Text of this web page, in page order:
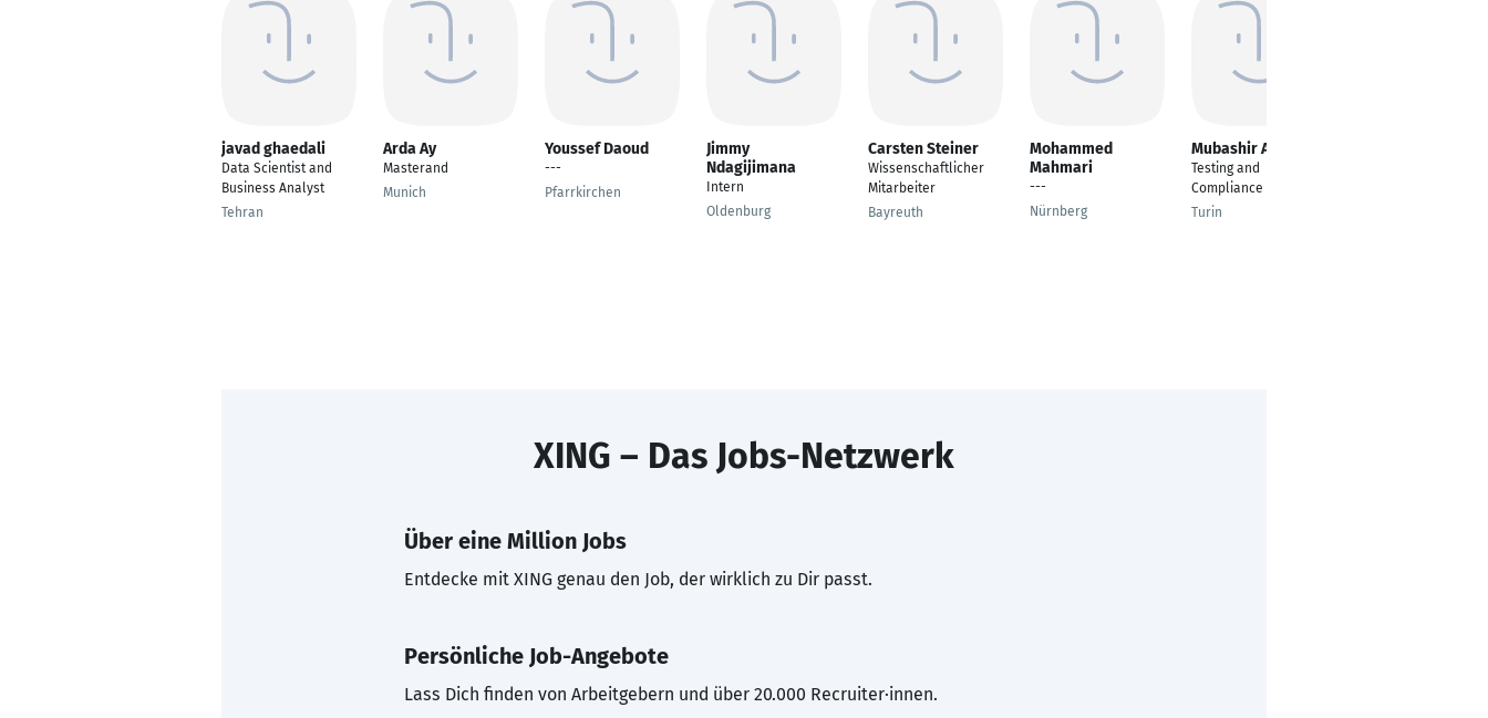
javad ghaedali
Data Scientist and
Business Analyst
Tehran
Arda Ay
Masterand
Munich
Youssef Daoud
---
Pfarrkirchen
Jimmy
Ndagijimana
Intern
Oldenburg
Carsten Steiner
Wissenschaftlicher
Mitarbeiter
Bayreuth
Mohammed
Mahmari
---
Nürnberg
Mubashir Azmat
Testing and
Compliance Engineer
Turin
XING – Das Jobs-Netzwerk
Über eine Million Jobs
Entdecke mit XING genau den Job, der wirklich zu Dir passt.
Persönliche Job-Angebote
Lass Dich finden von Arbeitgebern und über 20.000 Recruiter·innen.